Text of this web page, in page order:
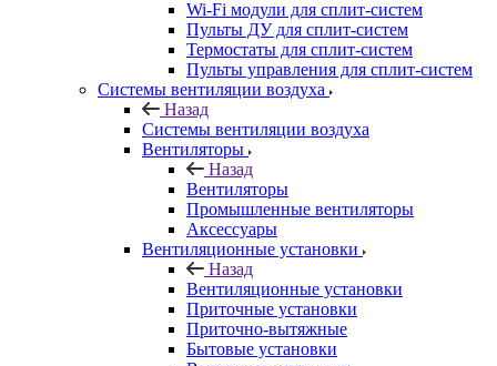
Wi-Fi модули для сплит-систем
Пульты ДУ для сплит-систем
Термостаты для сплит-систем
Пульты управления для сплит-систем
Системы вентиляции воздуха
Назад
Системы вентиляции воздуха
Вентиляторы
Назад
Вентиляторы
Промышленные вентиляторы
Аксессуары
Вентиляционные установки
Назад
Вентиляционные установки
Приточные установки
Приточно-вытяжные
Бытовые установки